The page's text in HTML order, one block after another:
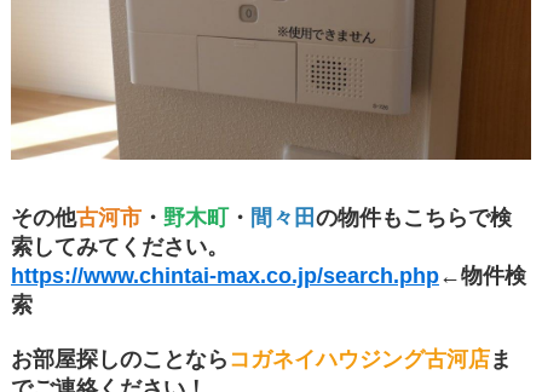
その他古河市・ 野木町・ 間々田 の物件もこちらで検
索してみてください。
https://www.chintai-max.co.jp/search.php←物件検
索
お部屋探しのことなら コガネイハウジング古河店ま